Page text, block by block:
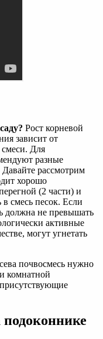
Рост корневой
зависит от
Для
разные
рассмотрим
хорошо
(2 части) и
смесь песок. Если
должна не превышать
активные
могут угнетать
почвосмесь нужно
комнатной
подоконнике